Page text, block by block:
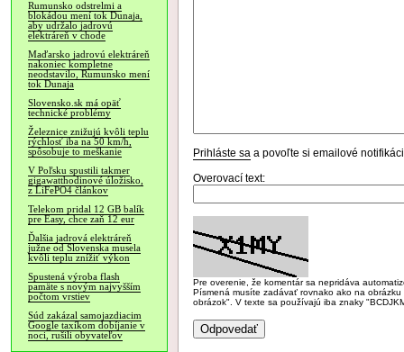
Rumunsko odstrelmi a
blokádou mení tok Dunaja,
aby udržalo jadrovú
elektráreň v chode
Maďarsko jadrovú elektráreň
nakoniec kompletne
neodstavilo, Rumunsko mení
tok Dunaja
Slovensko.sk má opäť
technické problémy
Železnice znižujú kvôli teplu
rýchlosť iba na 50 km/h,
spôsobuje to meškanie
V Poľsku spustili takmer
gigawatthodinové úložisko,
z LiFePO4 článkov
Telekom pridal 12 GB balík
pre Easy, chce zaň 12 eur
Ďalšia jadrová elektráreň
južne od Slovenska musela
kvôli teplu znížiť výkon
Spustená výroba flash
pamäte s novým najvyšším
počtom vrstiev
Súd zakázal samojazdiacim
Google taxíkom dobíjanie v
noci, rušili obyvateľov
Prihláste sa a povoľte si emailové
Overovací text:
Pre overenie, že komentár sa nepridáva
Písmená musíte zadávať rovnako ako na
obrázok". V texte sa používajú iba znaky